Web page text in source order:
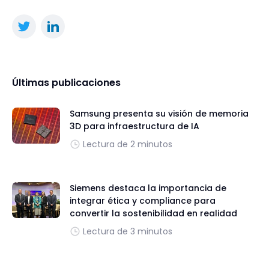
Últimas publicaciones
Samsung presenta su visión de memoria
3D para infraestructura de IA
Lectura de 2 minutos
Siemens destaca la importancia de
integrar ética y compliance para
convertir la sostenibilidad en realidad
Lectura de 3 minutos